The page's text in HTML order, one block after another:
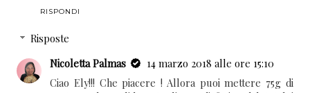
RISPONDI
Risposte
Nicoletta Palmas
14 marzo 2018 alle ore 15:10
Ciao Ely!!! Che piacere ! Allora puoi mettere 75g di